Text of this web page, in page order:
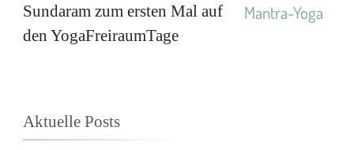
Sundaram zum ersten Mal auf
den YogaFreiraumTage
Aktuelle Posts